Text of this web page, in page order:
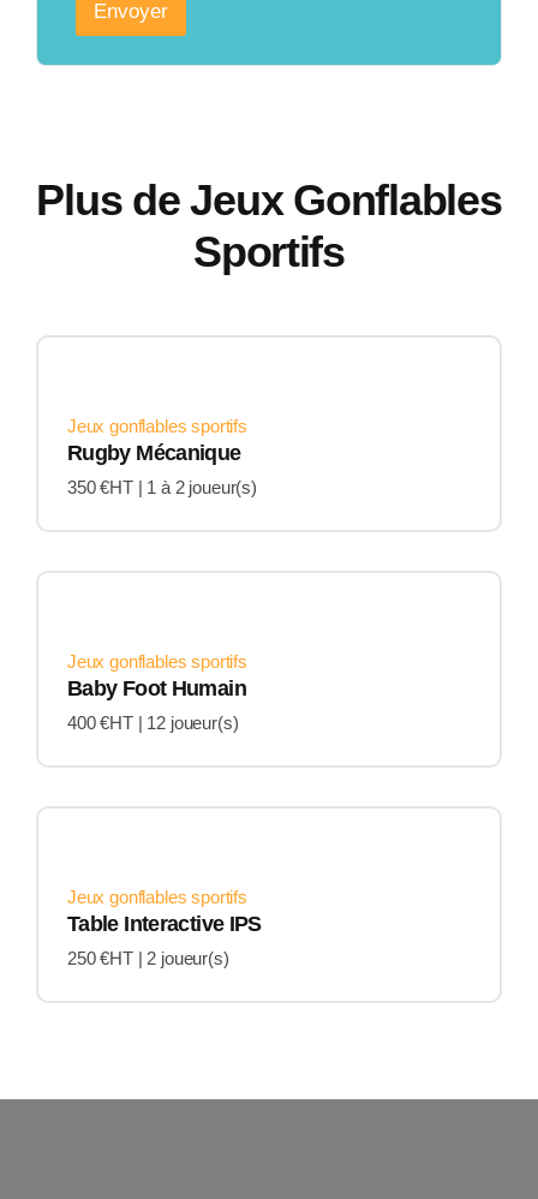
Envoyer
Plus de Jeux Gonflables
Sportifs
Jeux gonflables sportifs
Rugby Mécanique
350 €HT | 1 à 2 joueur(s)
Jeux gonflables sportifs
Baby Foot Humain
400 €HT | 12 joueur(s)
Jeux gonflables sportifs
Table Interactive IPS
250 €HT | 2 joueur(s)